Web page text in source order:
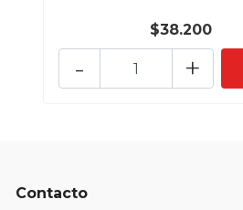
$38.200
+
-
Contacto